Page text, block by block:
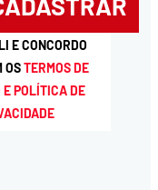
E CONCORDO
OSTERMOS DE
E POLÍTICA DE